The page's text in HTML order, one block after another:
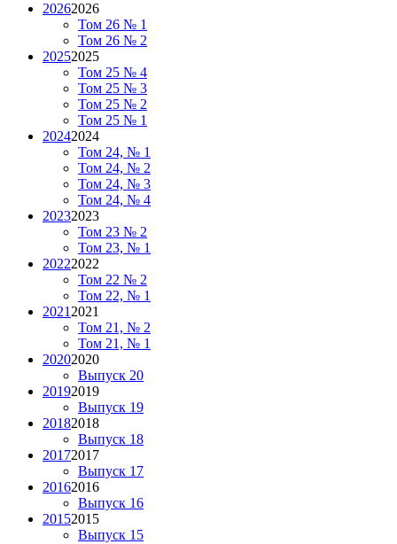
20262026
Том 26 № 1
Том 26 № 2
20252025
Том 25 № 4
Том 25 № 3
Том 25 № 2
Том 25 № 1
20242024
Том 24, № 1
Том 24, № 2
Том 24, № 3
Том 24, № 4
20232023
Том 23 № 2
Том 23, № 1
20222022
Том 22 № 2
Том 22, № 1
2021 2021
Том 21, № 2
Том 21, № 1
20202020
Выпуск 20
20192019
Выпуск 19
20182018
Выпуск 18
20172017
Выпуск 17
20162016
Выпуск 16
20152015
Выпуск 15